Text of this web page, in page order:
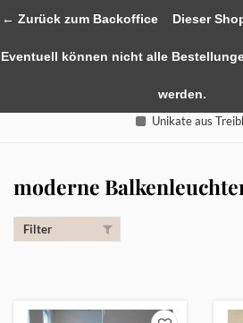
Unikate aus
moderne
Filter
← Zurück zum BackofficeDieser Shop
Eventuell können nicht alle
werden.